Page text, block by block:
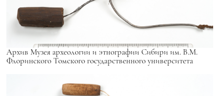
Архив Музея археологии и этнографии Сибири им. В.М.
Флоринского Томского государственного университета